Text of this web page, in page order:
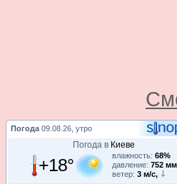
Погода 09.08.26, утро
Погода в Киеве
+18° влажность: 68%
давление: 752 мм
ветер: 3 м/с,